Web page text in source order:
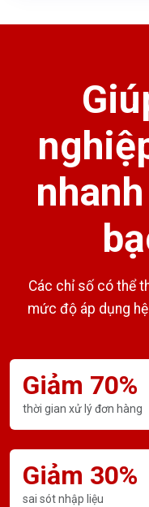
Các chỉ số có thể
mức độ áp dụng
Giảm 70%
thời gian xử lý đơn hàng
Giảm 30%
sai sót nhập liệu